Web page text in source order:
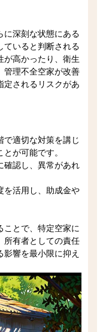
に深刻な状態にある
ていると判断される
が高かったり、衛生
管理不全空家が改善
定されるリスクがあ
で適切な対策を講じ
が可能です。
確認し、異常があれ
を活用し、助成金や
ことで、特定空家に
所有者としての責任
響を最小限に抑え